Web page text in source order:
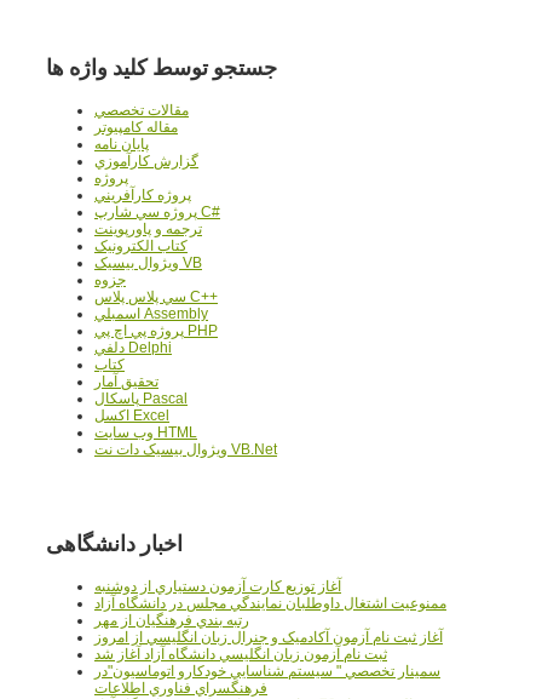
جستجو توسط کلید واژه ها
مقالات تخصصي
مقاله کامپیوتر
پایان نامه
گزارش کارآموزي
پروژه
پروژه کارآفريني
پروژه سي شارپ C#
ترجمه و پاورپوينت
کتاب الکترونيک
ويژوال بيسيک VB
جزوه
سي پلاس پلاس C++
اسمبلي Assembly
پروژه پي اچ پي PHP
دلفي Delphi
کتاب
تحقيق آمار
پاسکال Pascal
اکسل Excel
وب سايت HTML
ويژوال بيسيک دات نت VB.Net
اخبار دانشگاهی
آغاز توزيع کارت آزمون دستياري از دوشنبه
ممنوعيت اشتغال داوطلبان نمايندگي مجلس در دانشگاه آزاد
رتبه بندي فرهنگيان از مهر
آغاز ثبت نام آزمون آکادميک و جنرال زبان انگليسي از امروز
ثبت نام آزمون زبان انگليسي دانشگاه آزاد آغاز شد
سمينار تخصصي " سيستم شناسايي خودکارو اتوماسيون"در
فرهنگسراي فناوري اطلاعات